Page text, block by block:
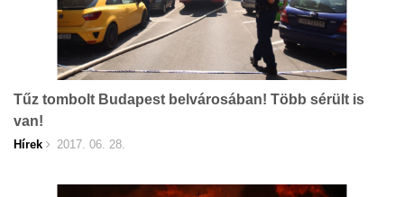
Tűz tombolt Budapest belvárosában! Több sérült is
van!
Hírek 2017. 06. 28.